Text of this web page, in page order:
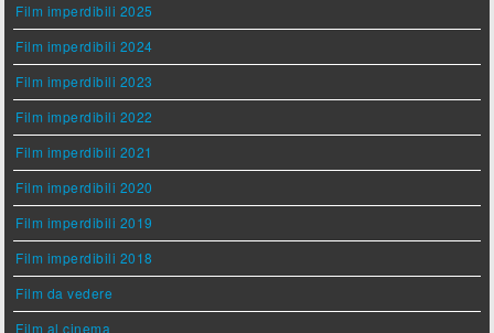
Film imperdibili 2025
Film imperdibili 2024
Film imperdibili 2023
Film imperdibili 2022
Film imperdibili 2021
Film imperdibili 2020
Film imperdibili 2019
Film imperdibili 2018
Film da vedere
Film al cinema